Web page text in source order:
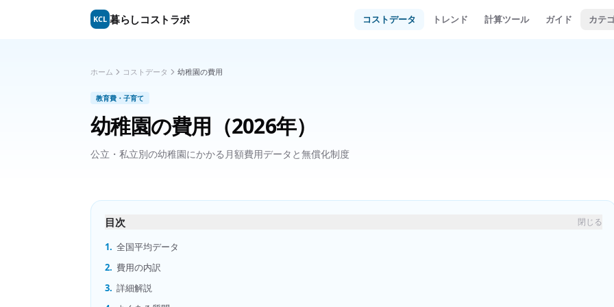
KCL 暮らしコストラボ コストデータ トレンド 計算ツール ガイド カテ
ホーム コストデータ 幼稚園の費用
教育費・子育て
幼稚園の費用 （2026年）
公立・私立別の幼稚園にかかる月額費用データと無償化制度
目次 閉じる
1. 全国平均データ
2. 費用の内訳
3. 詳細解説